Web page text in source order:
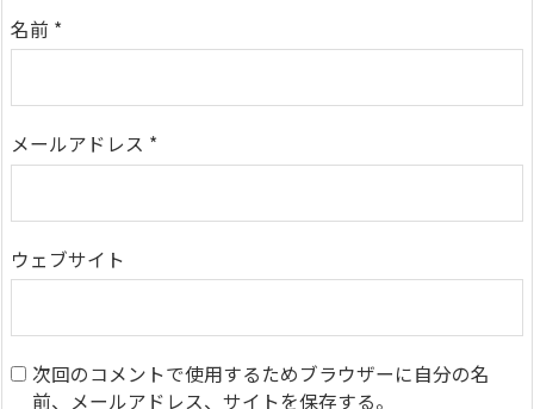
名前 *
メールアドレス *
ウェブサイト
次回のコメントで使用するためブラウザーに自分の名
前、メールアドレス、サイトを保存する。